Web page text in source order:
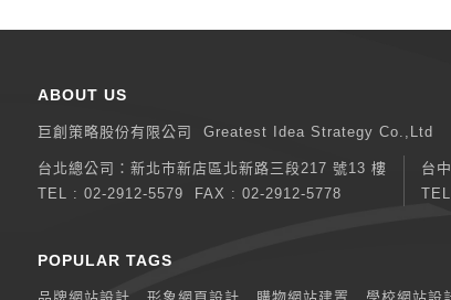
ABOUT US
巨創策略股份有限公司 Greatest Idea Strategy Co.,Ltd
台北總公司： 新北巿新店區北新路三段217 號13 樓
TEL : 02-2912-5579 FAX : 02-2912-5778
台
POPULAR TAGS